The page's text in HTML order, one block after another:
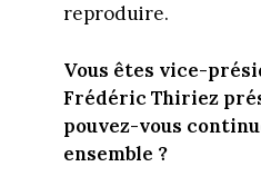
reproduire.
Vous êtes vice-
Frédéric Thiriez
pouvez-vous
ensemble ?